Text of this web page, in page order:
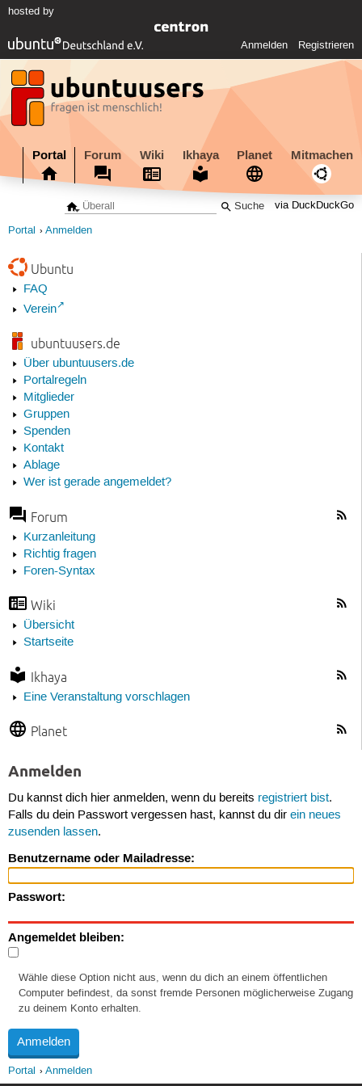
hosted by
Anmelden Registrieren
Portal Forum Wiki Ikhaya Planet Mitmachen
via DuckDuckGo
Portal Anmelden
Ubuntu
FAQ
Verein
ubuntuusers.de
Über ubuntuusers.de
Portalregeln
Mitglieder
Gruppen
Spenden
Kontakt
Ablage
Wer ist gerade angemeldet?
Forum
Kurzanleitung
Richtig fragen
Foren-Syntax
Wiki
Übersicht
Startseite
Ikhaya
Eine Veranstaltung vorschlagen
Planet
Anmelden
Du kannst dich hier anmelden, wenn du bereits registriert bist.
Falls du dein Passwort vergessen hast, kannst du dir ein neues
zusenden lassen.
Benutzername oder Mailadresse:
Passwort:
Angemeldet bleiben:
Wähle diese Option nicht aus, wenn du dich an einem öffentlichen
Computer befindest, da sonst fremde Personen möglicherweise Zugang
zu deinem Konto erhalten.
Portal Anmelden